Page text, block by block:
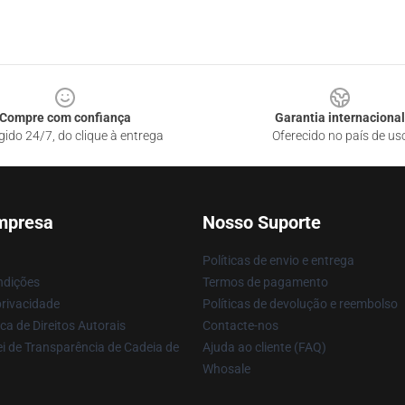
Compre com confiança
24/7, do clique à entrega
Garantia internacional
Oferecido no país de
de Direitos Autorais
de Transparência de Cadeia de
Nosso Suporte
Políticas de envio e entrega
Termos de pagamento
Políticas de devolução e reembolso
Contacte-nos
Ajuda ao cliente (FAQ)
Whosale